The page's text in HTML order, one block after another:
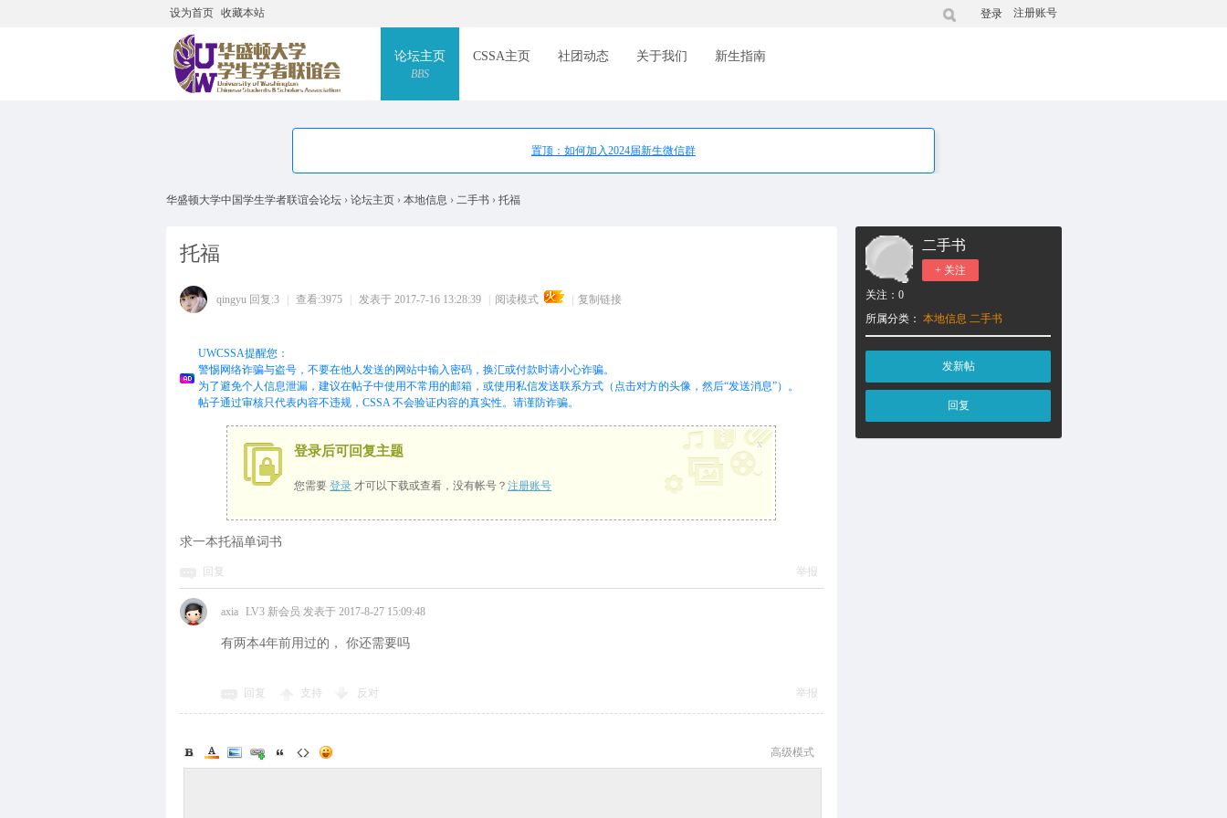
设为首页 收藏本站 注册账号
登录
论坛主页
BBS
CSSA主页 社团动态 关于我们 新生指南
置顶：如何加入2024届新生微信群
华盛顿大学中国学生学者联谊会论坛 › 论坛主页 › 本地信息 › 二手书 › 托福
托福
qingyu 回复:3 查看:3975 发表于 2017-7-16 13:28:39 阅读模式 复制链接
UWCSSA提醒您：
警惕网络诈骗与盗号，不要在他人发送的网站中输入密码，换汇或付款时请小心诈骗。
为了避免个人信息泄漏，建议在帖子中使用不常用的邮箱，或使用私信发送联系方式（点击对方的头像，然后“发送消息”）。
帖子通过审核只代表内容不违规，CSSA 不会验证内容的真实性。请谨防诈骗。
登录后可回复主题
您需要登录 才可以下载或查看，没有帐号？注册账号
x
求一本托福单词书
回复 举报
axia LV3 新会员 发表于 2017-8-27 15:09:48
有两本4年前用过的， 你还需要吗
回复 支持 反对 举报
高级模式
二手书
+ 关注
关注： 0
所属分类： 本地信息 二手书
发新帖
回复